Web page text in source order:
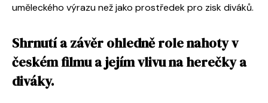
uměleckého výrazu než jako prostředek pro zisk diváků.
Shrnutí a závěr ohledně role nahoty v
českém filmu a jejím vlivu na herečky a
diváky.